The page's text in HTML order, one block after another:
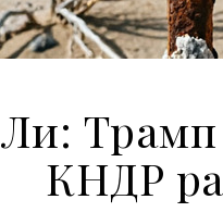
Ли:
КНДР